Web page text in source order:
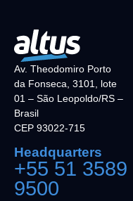
Av. Theodomiro Porto
da Fonseca, 3101, lote
01 – São Leopoldo/RS –
Brasil
CEP 93022-715
Headquarters
+55 51 3589
9500